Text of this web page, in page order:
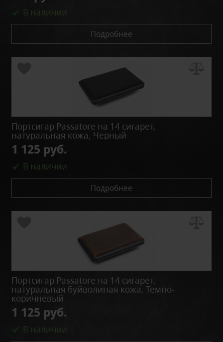
В наличии
Подробнее
Портсигар Passatore на 14 сигарет,
натуральная кожа, Черный
1 125 руб.
В наличии
Подробнее
Портсигар Passatore на 14 сигарет,
натуральная буйволиная кожа, Темно-
коричневый
1 125 руб.
В наличии